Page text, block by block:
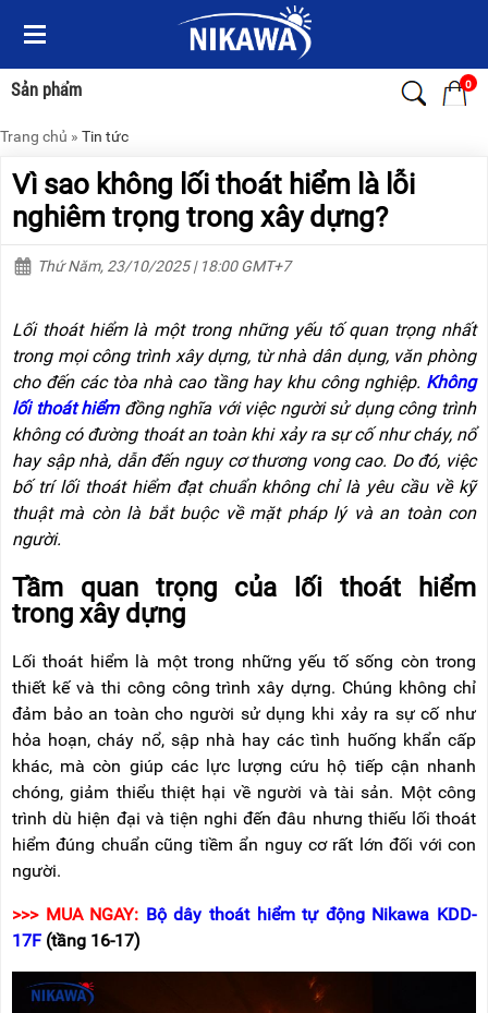
Sản phẩm 0
Menu
Sản
phẩm
TRANG
THANG
NHÔM
XE
BỘ
DÂY
THOÁT
HIỂM
TỰ
ĐỘNG
XE
TAY
TIN
TỨC
BÁO
CHÍ
NÓI
VỀ
NIKAWA
GIỚI
THIỆU
ĐẠI
BẢO
HÀNH
LIÊN
Menu
Sản
phẩm
TRANG
THANG
NHÔM
THANG
THANG
NHÔM
GIA
ĐÌNH
THANG
NHÔM
GẤP
RÚT
LỒNG)
THANG
CÁCH
ĐIỆN
THANG
NHÔM
CHỮ
A
THANG
NHÔM
CÔNG
NGHIỆP
THANG
NHÔM
VÁN
THANG
RẢNH
TAY
Trang chủ » Tin tức
Vì sao không lối thoát hiểm là lỗi
nghiêm trọng trong xây dựng?
Thứ Năm, 23/10/2025 | 18:00 GMT+7
Lối thoát hiểm là một trong những yếu tố quan trọng nhất
trong mọi công trình xây dựng, từ nhà dân dụng, văn phòng
cho đến các tòa nhà cao tầng hay khu công nghiệp. Không
lối thoát hiểmđồng nghĩa với việc người sử dụng công trình
không có đường thoát an toàn khi xảy ra sự cố như cháy, nổ
hay sập nhà, dẫn đến nguy cơ thương vong cao. Do đó, việc
bố trí lối thoát hiểm đạt chuẩn không chỉ là yêu cầu về kỹ
thuật mà còn là bắt buộc về mặt pháp lý và an toàn con
người.
Tầm quan trọng của lối thoát hiểm
trong xây dựng
Lối thoát hiểm là một trong những yếu tố sống còn trong
thiết kế và thi công công trình xây dựng. Chúng không chỉ
đảm bảo an toàn cho người sử dụng khi xảy ra sự cố như
hỏa hoạn, cháy nổ, sập nhà hay các tình huống khẩn cấp
khác, mà còn giúp các lực lượng cứu hộ tiếp cận nhanh
chóng, giảm thiểu thiệt hại về người và tài sản. Một công
trình dù hiện đại và tiện nghi đến đâu nhưng thiếu lối thoát
hiểm đúng chuẩn cũng tiềm ẩn nguy cơ rất lớn đối với con
người.
>>> MUA NGAY: Bộ dây thoát hiểm tự động Nikawa KDD-
17F (tầng 16-17)